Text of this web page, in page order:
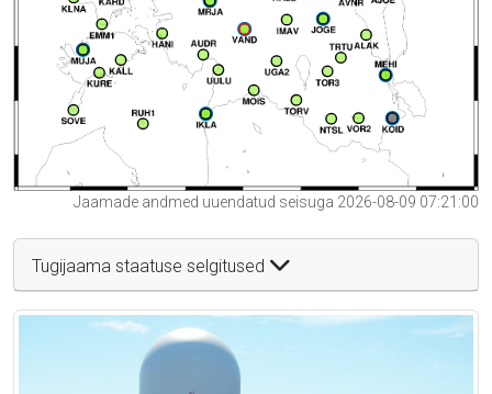
Jaamade andmed uuendatud seisuga 2026-08-09 07:21:00
Tugijaama staatuse selgitused